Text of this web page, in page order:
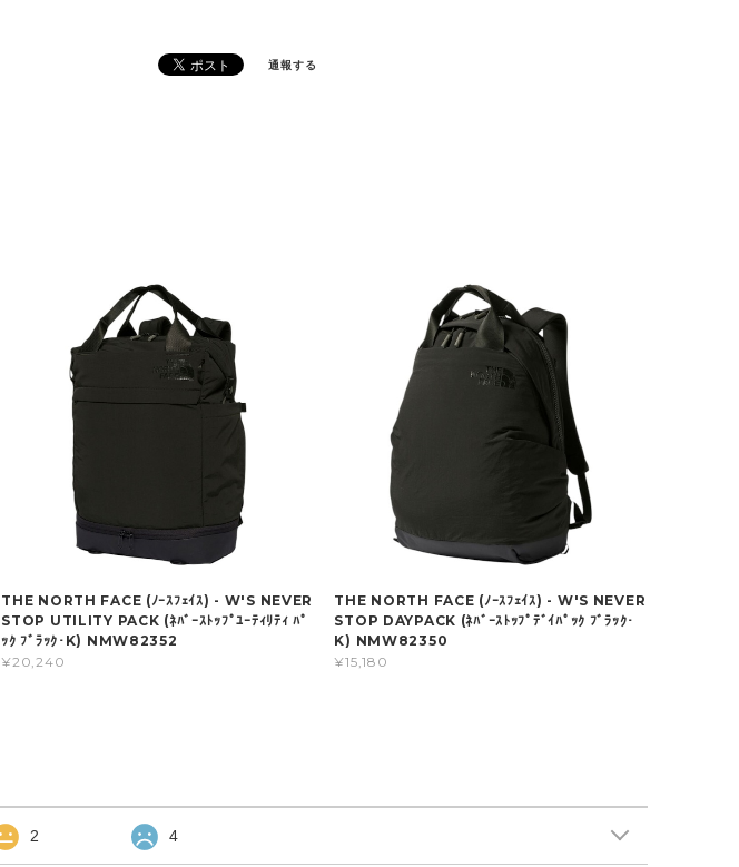
通報する
THE NORTH FACE (ﾉｰｽﾌｪｲｽ) - W'S NEVER
STOP UTILITY PACK (ﾈﾊﾞｰｽﾄｯﾌﾟﾕｰﾃｨﾘﾃｨ ﾊﾟ
ｯｸ ﾌﾞﾗｯｸ･K) NMW82352
¥20,240
THE NORTH FACE (ﾉｰｽﾌｪｲｽ) - W'S NEVER
STOP DAYPACK (ﾈﾊﾞｰｽﾄｯﾌﾟﾃﾞｲﾊﾟｯｸ ﾌﾞﾗｯｸ･
K) NMW82350
¥15,180
2 4